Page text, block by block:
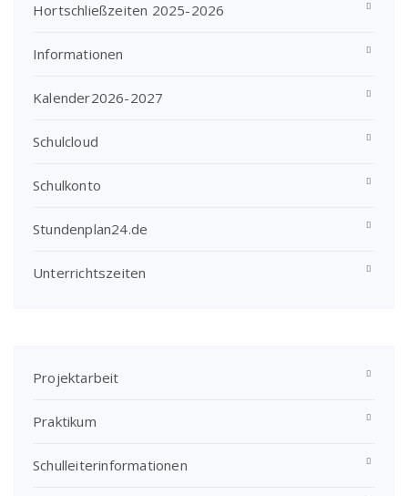
Hortschließzeiten 2025-2026
Informationen
Kalender2026-2027
Schulcloud
Schulkonto
Stundenplan24.de
Unterrichtszeiten
Projektarbeit
Praktikum
Schulleiterinformationen